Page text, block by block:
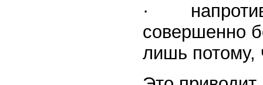
· напротив,
совершенно
лишь потому,